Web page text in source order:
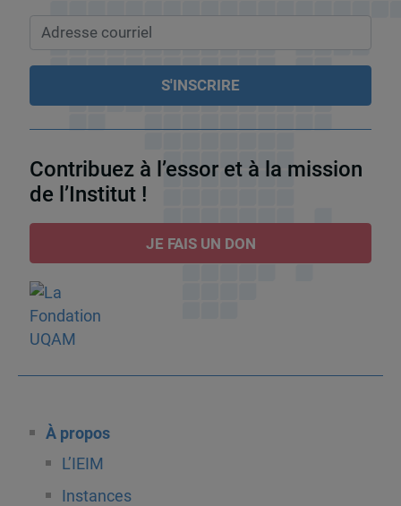
Contribuez à l’essor et à la mission
de l’Institut !
JE FAIS UN DON
À propos
L’IEIM
Instances